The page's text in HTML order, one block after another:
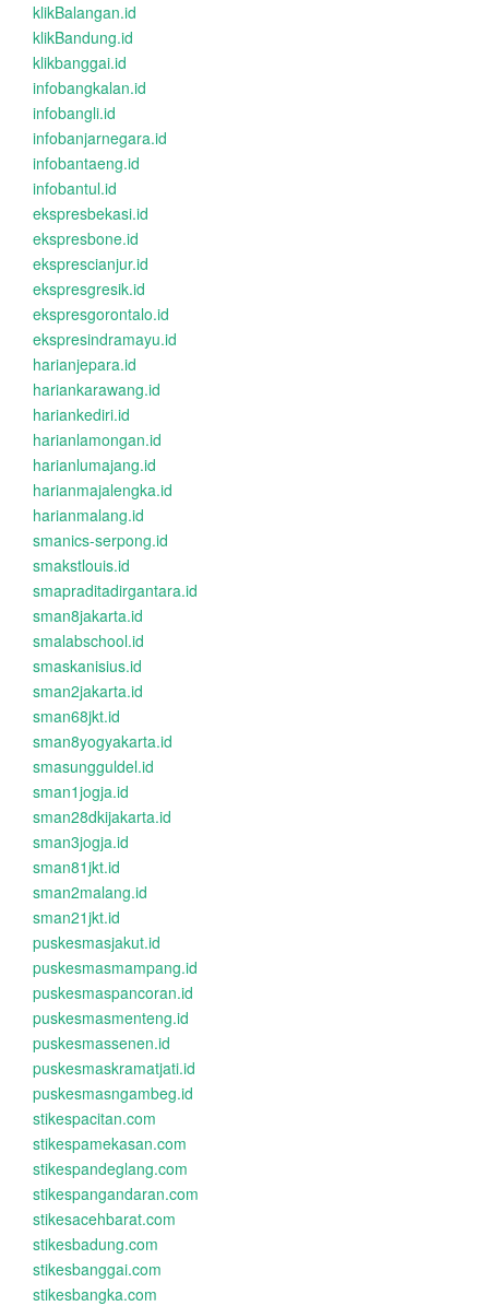
klikBalangan.id
klikBandung.id
klikbanggai.id
infobangkalan.id
infobangli.id
infobanjarnegara.id
infobantaeng.id
infobantul.id
ekspresbekasi.id
ekspresbone.id
eksprescianjur.id
ekspresgresik.id
ekspresgorontalo.id
ekspresindramayu.id
harianjepara.id
hariankarawang.id
hariankediri.id
harianlamongan.id
harianlumajang.id
harianmajalengka.id
harianmalang.id
smanics-serpong.id
smakstlouis.id
smapraditadirgantara.id
sman8jakarta.id
smalabschool.id
smaskanisius.id
sman2jakarta.id
sman68jkt.id
sman8yogyakarta.id
smasungguldel.id
sman1jogja.id
sman28dkijakarta.id
sman3jogja.id
sman81jkt.id
sman2malang.id
sman21jkt.id
puskesmasjakut.id
puskesmasmampang.id
puskesmaspancoran.id
puskesmasmenteng.id
puskesmassenen.id
puskesmaskramatjati.id
puskesmasngambeg.id
stikespacitan.com
stikespamekasan.com
stikespandeglang.com
stikespangandaran.com
stikesacehbarat.com
stikesbadung.com
stikesbanggai.com
stikesbangka.com